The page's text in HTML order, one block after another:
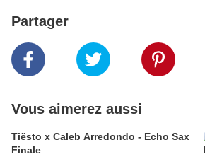
Partager
Vous aimerez aussi
Tiësto x Caleb Arredondo - Echo Sax
Finale